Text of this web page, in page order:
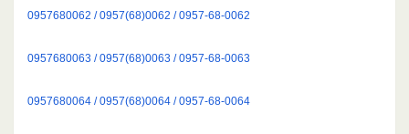
0957680062 / 0957(68)0062 / 0957-68-0062
0957680063 / 0957(68)0063 / 0957-68-0063
0957680064 / 0957(68)0064 / 0957-68-0064